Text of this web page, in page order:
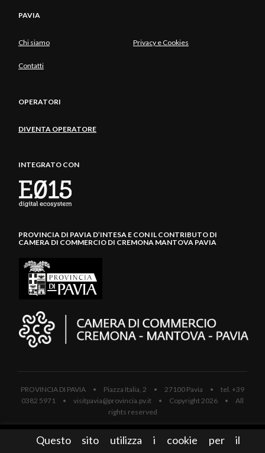
Questo sito utilizza i cookie per il
PAVIA
Chi siamo Privacy e Cookies
Contatti
OPERATORI
DIVENTA OPERATORE
INTEGRATO CON
PROVINCIA DI PAVIA D’INTESA E CON IL CONTRIBUTO DI
CAMERA DI COMMERCIO DI CREMONA MANTOVA PAVIA
PROVINCIA DI PAVIA • Piazza Italia, 2 • 27100 Pavia • tel. +39
0382 5971 • visitpavia@provincia.pv.it • Copyright 2026 • All
rights reserved